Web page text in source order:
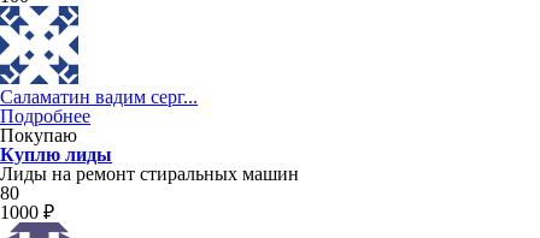
Саламатин вадим серг...
Подробнее
Покупаю
Куплю лиды
Лиды на ремонт стиральных машин
80
1000 ₽